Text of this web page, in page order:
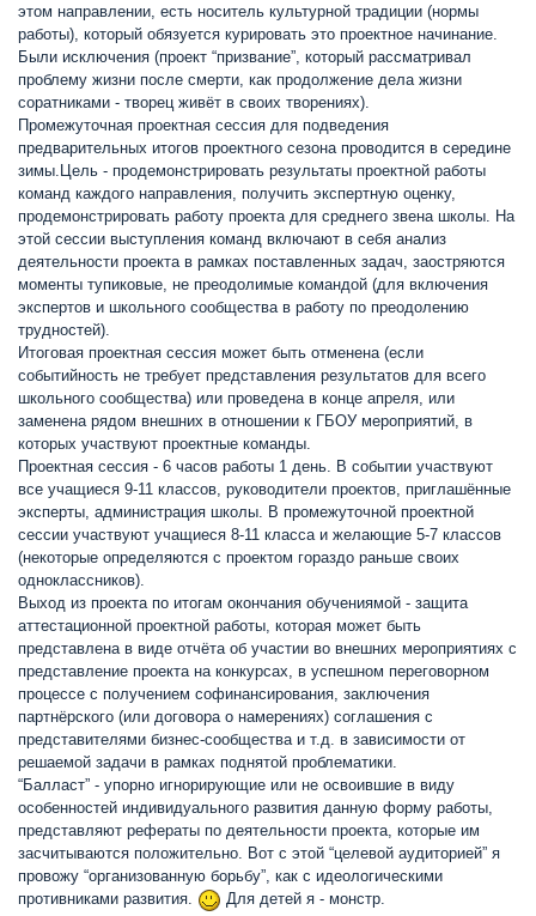
этом направлении, есть носитель культурной традиции (нормы
работы), который обязуется курировать это проектное начинание.
Были исключения (проект “призвание”, который рассматривал
проблему жизни после смерти, как продолжение дела жизни
соратниками - творец живёт в своих творениях).
Промежуточная проектная сессия для подведения
предварительных итогов проектного сезона проводится в середине
зимы.Цель - продемонстрировать результаты проектной работы
команд каждого направления, получить экспертную оценку,
продемонстрировать работу проекта для среднего звена школы. На
этой сессии выступления команд включают в себя анализ
деятельности проекта в рамках поставленных задач, заостряются
моменты тупиковые, не преодолимые командой (для включения
экспертов и школьного сообщества в работу по преодолению
трудностей).
Итоговая проектная сессия может быть отменена (если
событийность не требует представления результатов для всего
школьного сообщества) или проведена в конце апреля, или
заменена рядом внешних в отношении к ГБОУ мероприятий, в
которых участвуют проектные команды.
Проектная сессия - 6 часов работы 1 день. В событии участвуют
все учащиеся 9-11 классов, руководители проектов, приглашённые
эксперты, администрация школы. В промежуточной проектной
сессии участвуют учащиеся 8-11 класса и желающие 5-7 классов
(некоторые определяются с проектом гораздо раньше своих
одноклассников).
Выход из проекта по итогам окончания обучениямой - защита
аттестационной проектной работы, которая может быть
представлена в виде отчёта об участии во внешних мероприятиях с
представление проекта на конкурсах, в успешном переговорном
процессе с получением софинансирования, заключения
партнёрского (или договора о намерениях) соглашения с
представителями бизнес-сообщества и т.д. в зависимости от
решаемой задачи в рамках поднятой проблематики.
“Балласт” - упорно игнорирующие или не освоившие в виду
особенностей индивидуального развития данную форму работы,
представляют рефераты по деятельности проекта, которые им
засчитываются положительно. Вот с этой “целевой аудиторией” я
провожу “организованную борьбу”, как с идеологическими
противниками развития.
Для детей я - монстр.